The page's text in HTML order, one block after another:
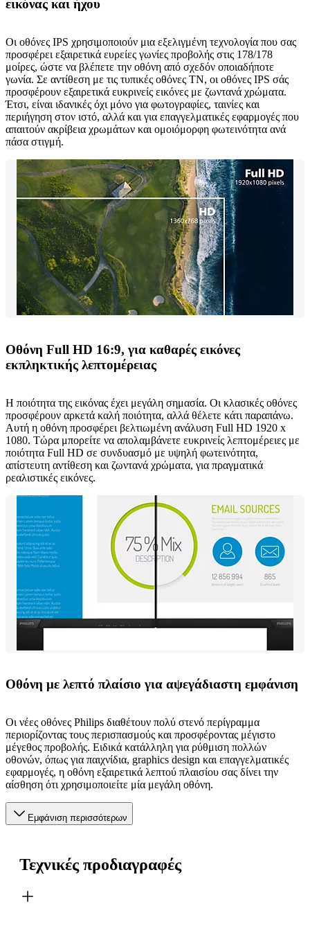
εικόνας και ήχου
Οι οθόνες IPS χρησιμοποιούν μια εξελιγμένη τεχνολογία που σας
προσφέρει εξαιρετικά ευρείες γωνίες προβολής στις 178/178
μοίρες, ώστε να βλέπετε την οθόνη από σχεδόν οποιαδήποτε
γωνία. Σε αντίθεση με τις τυπικές οθόνες TN, οι οθόνες IPS σάς
προσφέρουν εξαιρετικά ευκρινείς εικόνες με ζωντανά χρώματα.
Έτσι, είναι ιδανικές όχι μόνο για φωτογραφίες, ταινίες και
περιήγηση στον ιστό, αλλά και για επαγγελματικές εφαρμογές που
απαιτούν ακρίβεια χρωμάτων και ομοιόμορφη φωτεινότητα ανά
πάσα στιγμή.
Οθόνη Full HD 16:9, για καθαρές εικόνες
εκπληκτικής λεπτομέρειας
Η ποιότητα της εικόνας έχει μεγάλη σημασία. Οι κλασικές οθόνες
προσφέρουν αρκετά καλή ποιότητα, αλλά θέλετε κάτι παραπάνω.
Αυτή η οθόνη προσφέρει βελτιωμένη ανάλυση Full HD 1920 x
1080. Τώρα μπορείτε να απολαμβάνετε ευκρινείς λεπτομέρειες με
ποιότητα Full HD σε συνδυασμό με υψηλή φωτεινότητα,
απίστευτη αντίθεση και ζωντανά χρώματα, για πραγματικά
ρεαλιστικές εικόνες.
Οθόνη με λεπτό πλαίσιο για αψεγάδιαστη εμφάνιση
Οι νέες οθόνες Philips διαθέτουν πολύ στενό περίγραμμα
περιορίζοντας τους περισπασμούς και προσφέροντας μέγιστο
μέγεθος προβολής. Ειδικά κατάλληλη για ρύθμιση πολλών
οθονών, όπως για παιχνίδια, graphics design και επαγγελματικές
εφαρμογές, η οθόνη εξαιρετικά λεπτού πλαισίου σας δίνει την
αίσθηση ότι χρησιμοποιείτε μία μεγάλη οθόνη.
Εμφάνιση περισσότερων
Τεχνικές προδιαγραφές